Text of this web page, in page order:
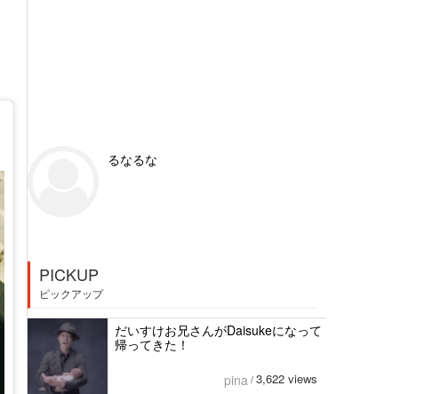
るなるな
PICKUP
ピックアップ
だいすけお兄さんがDaisukeになって
帰ってきた！
pina / 3,622 views